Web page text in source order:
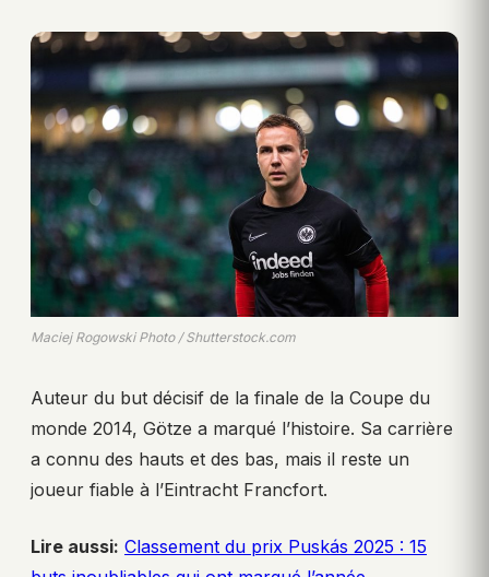
Maciej Rogowski Photo / Shutterstock.com
Auteur du but décisif de la finale de la Coupe du
monde 2014, Götze a marqué l’histoire. Sa carrière
a connu des hauts et des bas, mais il reste un
joueur fiable à l’Eintracht Francfort.
Lire aussi: Classement du prix Puskás 2025 : 15